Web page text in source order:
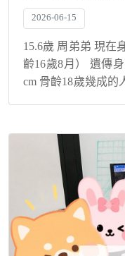
2026-06-15
15.6歲 周弟弟 現在
齡16歲8月） 遺傳
cm 骨齡18歲幾成的